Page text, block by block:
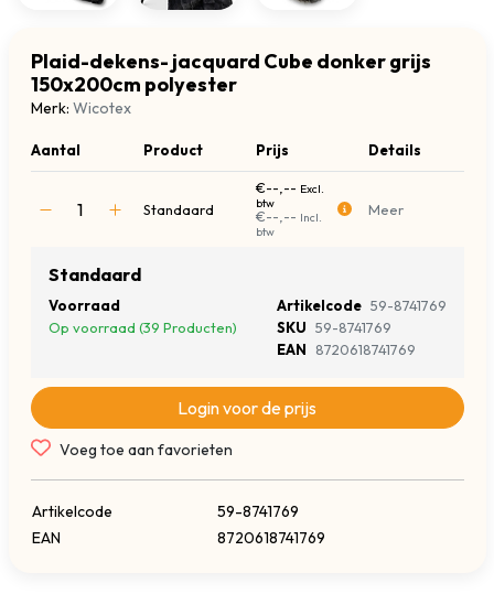
Plaid-dekens- jacquard Cube donker grijs
150x200cm polyester
Merk: Wicotex
Aantal Product Prijs Details
Standaard
€--,-- Excl.
btw
€--,-- Incl.
btw
Meer
Standaard
Voorraad
Op voorraad (39 Producten)
Artikelcode 59-8741769
SKU 59-8741769
EAN
8720618741769
Login voor de prijs
Voeg toe aan favorieten
Artikelcode
59-8741769
EAN
8720618741769